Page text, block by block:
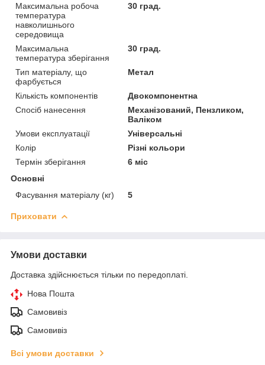
Максимальна робоча
температура
навколишнього
середовища
30 град.
Максимальна
температура зберігання
30 град.
Тип матеріалу, що
фарбується
Метал
Кількість компонентів
Двокомпонентна
Спосіб нанесення
Механізований, Пензликом,
Валіком
Умови експлуатації
Універсальні
Колір
Різні кольори
Термін зберігання
6 міс
Основні
Фасування матеріалу (кг)
5
Приховати
Умови доставки
Доставка здійснюється тільки по передоплаті.
Нова Пошта
Самовивіз
Самовивіз
Всі умови доставки